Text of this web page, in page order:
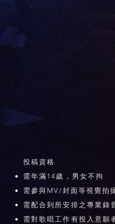
投稿資格
需年滿14歲，男女不拘
需參與MV/封面等視覺拍
需配合到所安排之專業錄
需對歌唱工作有投入意願